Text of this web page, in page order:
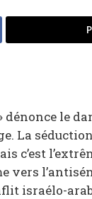
dénonce le
La
c’est
vers
israélo-